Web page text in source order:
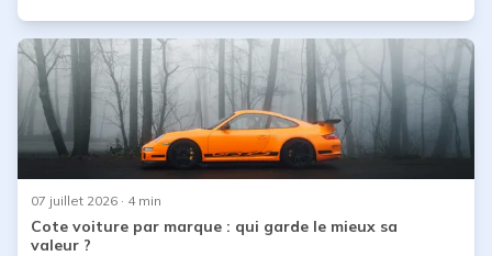
07 juillet 2026 · 4 min
Cote voiture par marque : qui garde le mieux sa
valeur ?